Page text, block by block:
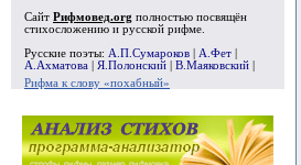
Сайт Рифмовед.org полностью посвящён
стихосложению и русской рифме.
Русские поэты: А.П.Сумароков А.Фет
А.Ахматова
Я.Полонский В.Маяковский
Рифма к слову «похабный»